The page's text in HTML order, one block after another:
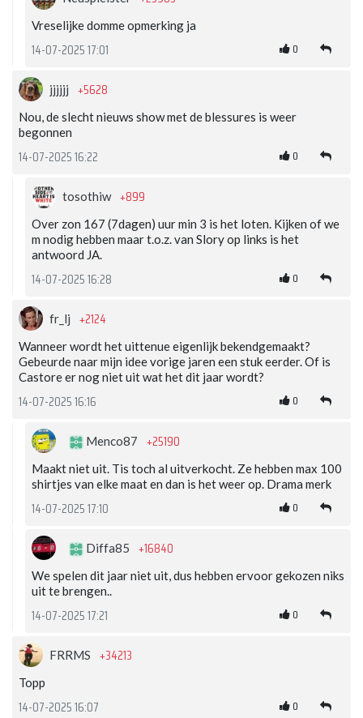
Vreselijke domme opmerking ja
14-07-2025 17:01 0
jjjjjj +5628
Nou, de slecht nieuws show met de blessures is weer
begonnen
14-07-2025 16:22 0
tosothiw +899
Over zon 167 (7dagen) uur min 3 is het loten. Kijken of we
m nodig hebben maar t.o.z. van Slory op links is het
antwoord JA.
14-07-2025 16:28 0
fr_lj +2124
Wanneer wordt het uittenue eigenlijk bekendgemaakt?
Gebeurde naar mijn idee vorige jaren een stuk eerder. Of is
Castore er nog niet uit wat het dit jaar wordt?
14-07-2025 16:16 0
Menco87 +25190
Maakt niet uit. Tis toch al uitverkocht. Ze hebben max 100
shirtjes van elke maat en dan is het weer op. Drama merk
14-07-2025 17:10 0
Diffa85 +16840
We spelen dit jaar niet uit, dus hebben ervoor gekozen niks
uit te brengen..
14-07-2025 17:21 0
FRRMS +34213
Topp
14-07-2025 16:07 0